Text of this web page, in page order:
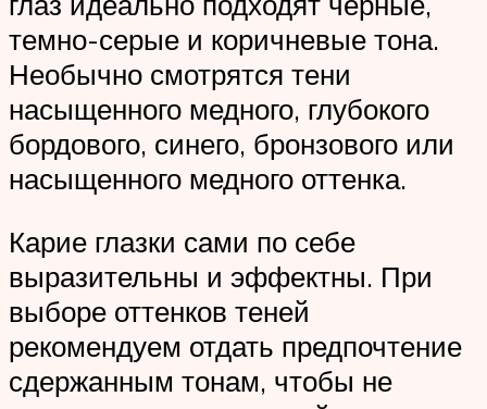
темно-серые и коричневые тона.
Необычно смотрятся тени
насыщенного медного, глубокого
бордового, синего, бронзового или
насыщенного медного оттенка.
Карие глазки сами по себе
выразительны и эффектны. При
выборе оттенков теней
рекомендуем отдать предпочтение
сдержанным тонам, чтобы не